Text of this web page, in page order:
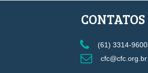
CONTATOS
(61) 3314-9600
cfc@cfc.org.br